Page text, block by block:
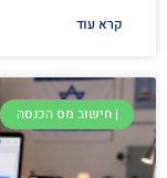
קרא עוד
| חישוב מס הכנסה